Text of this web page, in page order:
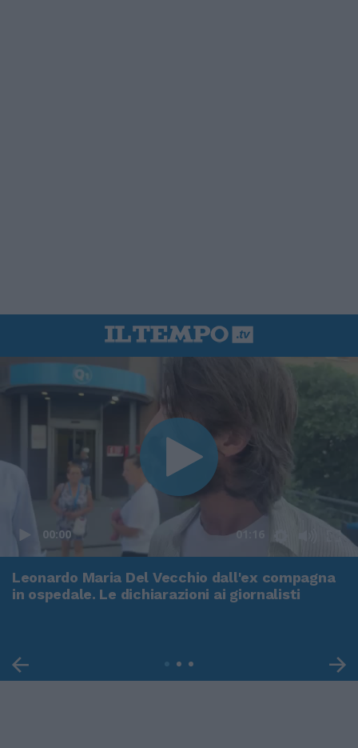
00:00 01:16
Leonardo Maria Del Vecchio dall'ex compagna
in ospedale. Le dichiarazioni ai giornalisti